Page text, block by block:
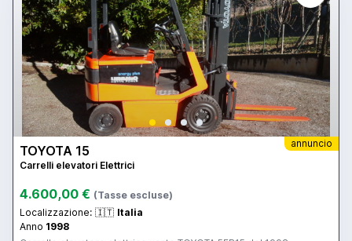
annuncio
TOYOTA 15
Carrelli elevatori Elettrici
4.600,00 € (Tasse escluse)
Localizzazione: 🇮🇹 Italia
Anno 1998